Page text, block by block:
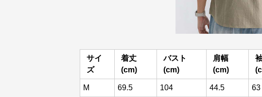
サイ
ズ
着丈
(cm)
バスト
(cm)
肩幅
(cm)
M 69.5 104 44.5 63